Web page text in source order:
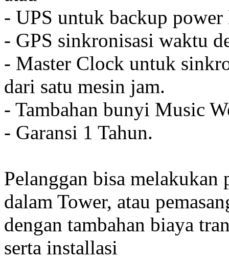
- UPS untuk backup
- GPS sinkronisasi waktu
- Master Clock untuk
dari satu mesin jam.
- Tambahan bunyi Music
- Garansi 1 Tahun.
Pelanggan bisa melakukan
dalam Tower, atau
dengan tambahan biaya
serta installasi